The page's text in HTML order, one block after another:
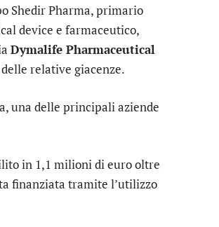
Shedir Pharma, primario
device e farmaceutico,
Dymalife Pharmaceutical
relative giacenze.
una delle principali aziende
in 1,1 milioni di euro oltre
finanziata tramite l’utilizzo